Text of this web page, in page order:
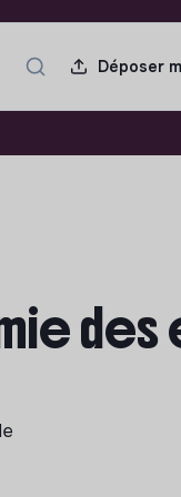
Déposer
des